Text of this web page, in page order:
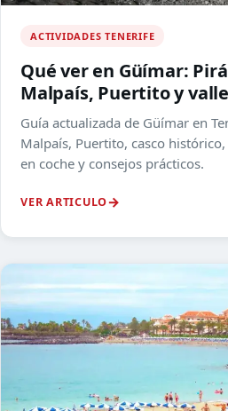
ACTIVIDADES TENERIFE
Qué ver en Güímar:
Malpaís, Puertito y valle
Guía actualizada de Güímar en
Malpaís, Puertito, casco
en coche y consejos prácticos.
VER ARTICULO